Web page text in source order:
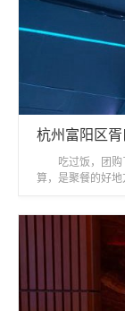
吃过饭，团购
算，是聚餐的好